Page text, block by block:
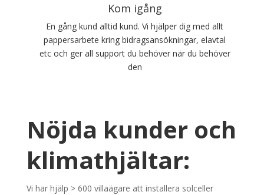
Kom igång
En gång kund alltid kund. Vi hjälper dig med allt
pappersarbete kring bidragsansökningar, elavtal
etc och ger all support du behöver när du behöver
den
Nöjda kunder och
klimathjältar:
Vi har hjälp > 600 villaägare att installera solceller